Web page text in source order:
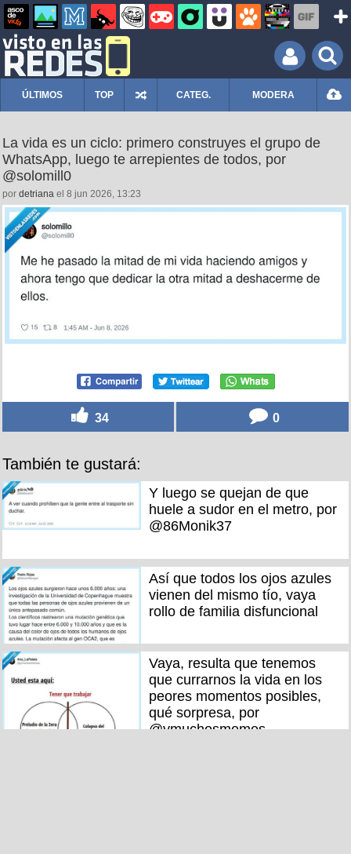
ÚLTIMOS TOP CATEG. MODERA
La vida es un ciclo: primero construyes el grupo de
WhatsApp, luego te arrepientes de todos, por
@solomill0
por detriana el 8 jun 2026, 13:23
34 0
También te gustará:
Y luego se quejan de que
huele a sudor en el metro, por
@86Monik37
Así que todos los ojos azules
vienen del mismo tío, vaya
rollo de familia disfuncional
Vaya, resulta que tenemos
que currarnos la vida en los
peores momentos posibles,
qué sorpresa, por
@ymuchosmemes